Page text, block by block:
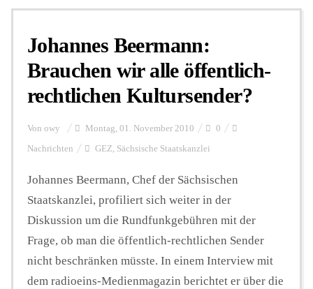
Johannes Beermann:
Brauchen wir alle öffentlich-
rechtlichen Kultursender?
Von owy Montag, 01. November 2010 0
Nachrichten GEZ, Sächsische Staatskanzlei
Johannes Beermann, Chef der Sächsischen
Staatskanzlei, profiliert sich weiter in der
Diskussion um die Rundfunkgebühren mit der
Frage, ob man die öffentlich-rechtlichen Sender
nicht beschränken müsste. In einem Interview mit
dem radioeins-Medienmagazin berichtet er über die